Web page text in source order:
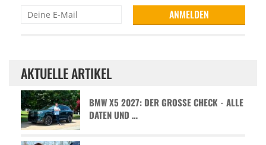
AKTUELLE ARTIKEL
BMW X5 2027: DER GROSSE CHECK - ALLE D
ATEN UND …